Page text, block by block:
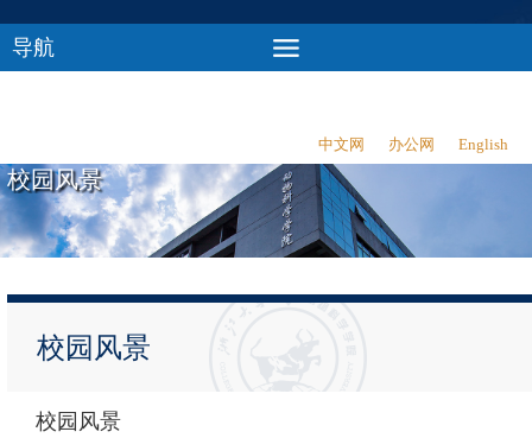
中文网 办公网 English
导航
校园风景
校园风景
校园风景